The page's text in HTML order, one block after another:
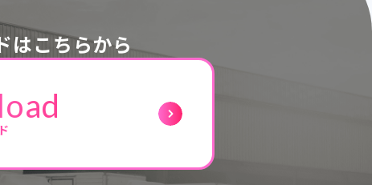
はこちらから